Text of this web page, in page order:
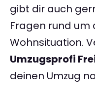
gibt dir auch
Fragen rund um
Wohnsituation.
Umzugsprofi
deinen Umzug